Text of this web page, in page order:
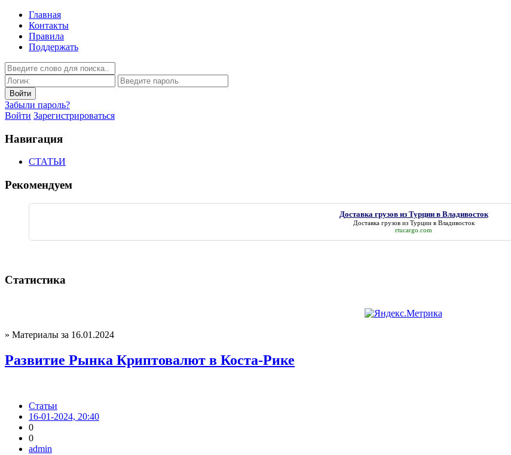
Главная
Контакты
Правила
Поддержать
Забыли пароль?
Войти Зарегистрироваться
Навигация
СТАТЬИ
Рекомендуем
Доставка грузов из Турции в Владивосток
Доставка грузов из Турции в Владивосток
rtucargo.com
Статистика
» Материалы за 16.01.2024
Развитие Рынка Криптовалют в Коста-Рике
Статьи
16-01-2024, 20:40
0
0
admin